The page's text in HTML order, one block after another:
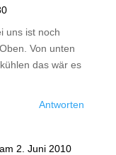
uns ist noch
Von unten
das wär es
Antworten
am 2. Juni 2010